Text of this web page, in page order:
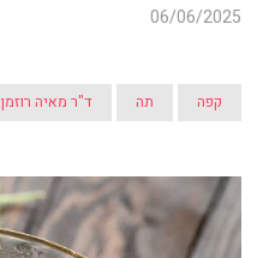
06/06/2025
קפה תה ד"ר מאיה רוזמן